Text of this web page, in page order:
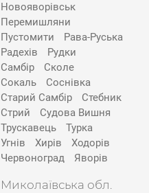
Новояворівськ
Перемишляни
Пустомити
Рава-Руська
Радехів
Рудки
Самбір
Сколе
Сокаль
Соснівка
Старий Самбір
Стебник
Стрий
Судова Вишня
Трускавець
Турка
Угнів
Хирів
Ходорів
Червоноград
Яворів
Миколаївська обл.